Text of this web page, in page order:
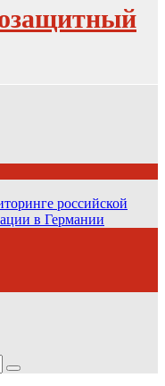
российской
в Германии